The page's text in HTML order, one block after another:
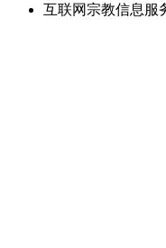
互联网宗教信息服